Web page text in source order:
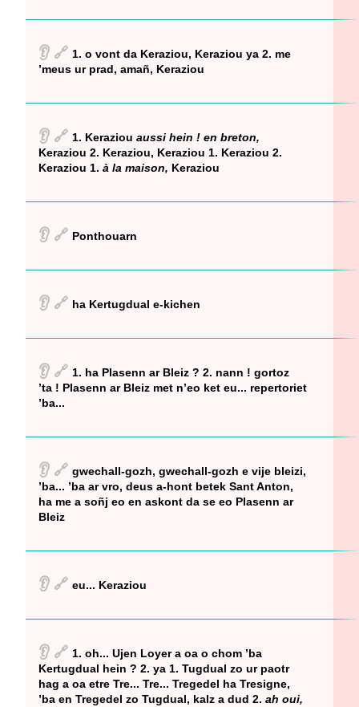
👂 🔗 1. o vont da Keraziou, Keraziou ya 2. me
’meus ur prad, amañ, Keraziou
👂 🔗 1. Keraziou aussi hein ! en breton,
Keraziou 2. Keraziou, Keraziou 1. Keraziou 2.
Keraziou 1. à la maison, Keraziou
👂 🔗 Ponthouarn
👂 🔗 ha Kertugdual e-kichen
👂 🔗 1. ha Plasenn ar Bleiz ? 2. nann ! gortoz
’ta ! Plasenn ar Bleiz met n’eo ket eu... repertoriet
’ba...
👂 🔗 gwechall-gozh, gwechall-gozh e vije bleizi,
’ba... ’ba ar vro, deus a-hont betek Sant Anton,
ha me a soñj eo en askont da se eo Plasenn ar
Bleiz
👂 🔗 eu... Keraziou
👂 🔗 1. oh... Ujen Loyer a oa o chom ’ba
Kertugdual hein ? 2. ya 1. Tugdual zo ur paotr
hag a oa etre Tre... Tre... Tregedel ha Tresigne,
’ba en Tregedel zo Tugdual, kalz a dud 2. ah oui,